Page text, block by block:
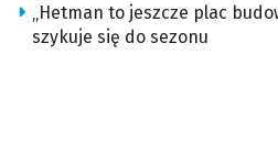
„Hetman to jeszcze plac
szykuje się do sezonu